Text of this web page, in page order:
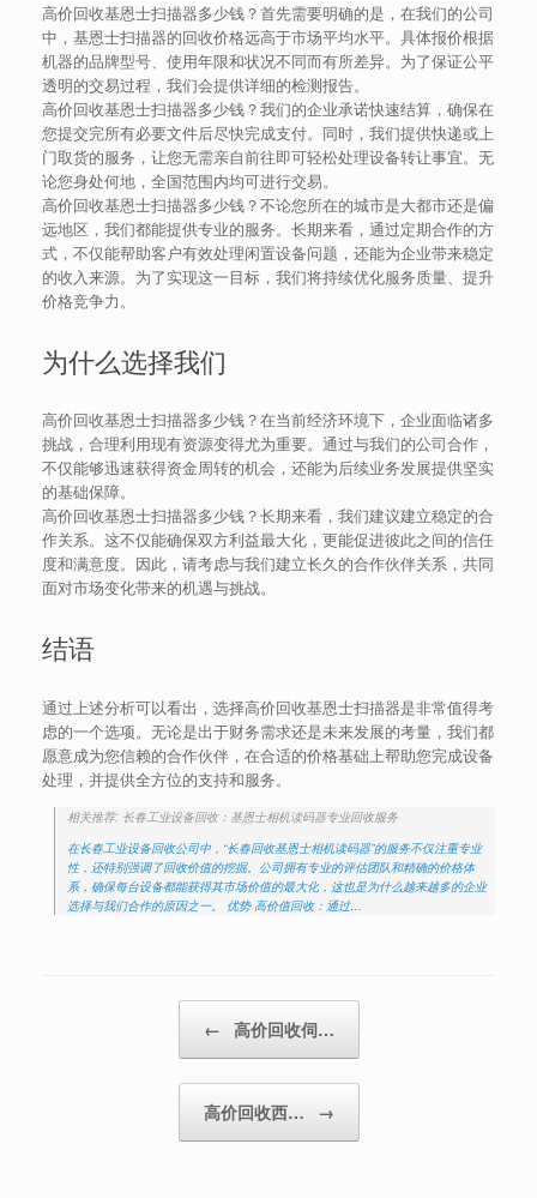
高价回收基恩士扫描器多少钱？首先需要明确的是，在我们的公司
中，基恩士扫描器的回收价格远高于市场平均水平。具体报价根据
机器的品牌型号、使用年限和状况不同而有所差异。为了保证公平
透明的交易过程，我们会提供详细的检测报告。
高价回收基恩士扫描器多少钱？我们的企业承诺快速结算，确保在
您提交完所有必要文件后尽快完成支付。同时，我们提供快递或上
门取货的服务，让您无需亲自前往即可轻松处理设备转让事宜。无
论您身处何地，全国范围内均可进行交易。
高价回收基恩士扫描器多少钱？不论您所在的城市是大都市还是偏
远地区，我们都能提供专业的服务。长期来看，通过定期合作的方
式，不仅能帮助客户有效处理闲置设备问题，还能为企业带来稳定
的收入来源。为了实现这一目标，我们将持续优化服务质量、提升
价格竞争力。
为什么选择我们
高价回收基恩士扫描器多少钱？在当前经济环境下，企业面临诸多
挑战，合理利用现有资源变得尤为重要。通过与我们的公司合作，
不仅能够迅速获得资金周转的机会，还能为后续业务发展提供坚实
的基础保障。
高价回收基恩士扫描器多少钱？长期来看，我们建议建立稳定的合
作关系。这不仅能确保双方利益最大化，更能促进彼此之间的信任
度和满意度。因此，请考虑与我们建立长久的合作伙伴关系，共同
面对市场变化带来的机遇与挑战。
结语
通过上述分析可以看出，选择高价回收基恩士扫描器是非常值得考
虑的一个选项。无论是出于财务需求还是未来发展的考量，我们都
愿意成为您信赖的合作伙伴，在合适的价格基础上帮助您完成设备
处理，并提供全方位的支持和服务。
相关推荐: 长春工业设备回收：基恩士相机读码器专业回收服务
在长春工业设备回收公司中，“长春回收基恩士相机读码器”的服务不仅注重专业
性，还特别强调了回收价值的挖掘。公司拥有专业的评估团队和精确的价格体
系，确保每台设备都能获得其市场价值的最大化，这也是为什么越来越多的企业
选择与我们合作的原因之一。 优势 高价值回收：通过…
← 高价回收伺…
高价回收西… →